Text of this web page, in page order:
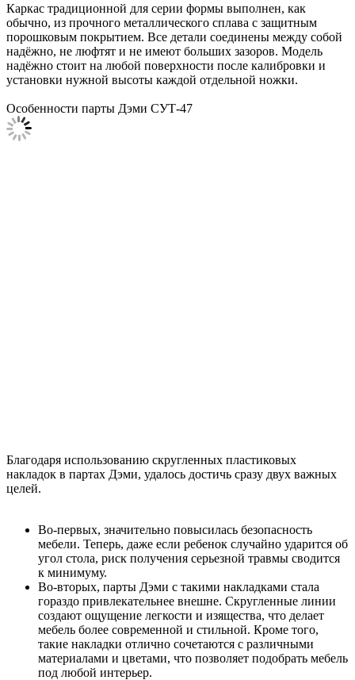
Каркас традиционной для серии формы выполнен, как
обычно, из прочного металлического сплава с защитным
порошковым покрытием. Все детали соединены между собой
надёжно, не люфтят и не имеют больших зазоров. Модель
надёжно стоит на любой поверхности после калибровки и
установки нужной высоты каждой отдельной ножки.
Особенности парты Дэми СУТ-47
Благодаря использованию скругленных пластиковых
накладок в партах Дэми, удалось достичь сразу двух важных
целей.
Во-первых, значительно повысилась безопасность
мебели. Теперь, даже если ребенок случайно ударится об
угол стола, риск получения серьезной травмы сводится
к минимуму.
Во-вторых, парты Дэми с такими накладками стала
гораздо привлекательнее внешне. Скругленные линии
создают ощущение легкости и изящества, что делает
мебель более современной и стильной. Кроме того,
такие накладки отлично сочетаются с различными
материалами и цветами, что позволяет подобрать мебель
под любой интерьер.